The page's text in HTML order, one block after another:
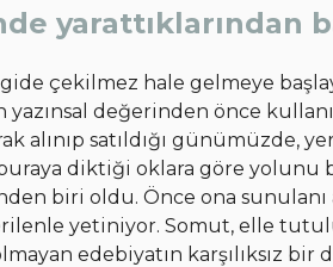
yarattıklarından
çekilmez hale gelmeye
yazınsal değerinden önce
alınıp satıldığı günümüzde,
diktiği oklara göre yolunu
biri oldu. Önce ona
yetiniyor. Somut, elle
edebiyatın karşılıksız